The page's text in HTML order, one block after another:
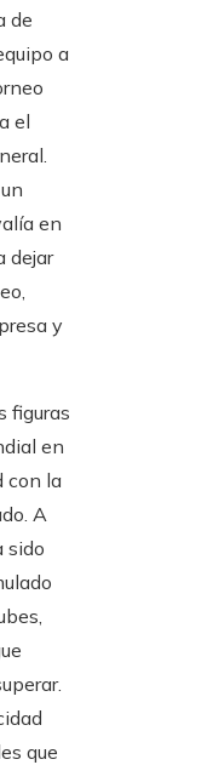
de
a
el
en
dejar
y
figuras
en
con la
A
sido
que